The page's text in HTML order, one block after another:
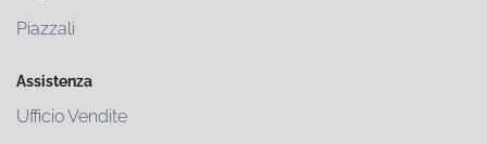
Piazzali
Assistenza
Ufficio Vendite